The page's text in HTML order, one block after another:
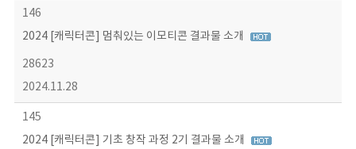
146
2024 [캐릭터콘] 멈춰있는 이모티콘 결과물 소개
28623
2024.11.28
145
2024 [캐릭터콘] 기초 창작 과정 2기 결과물 소개